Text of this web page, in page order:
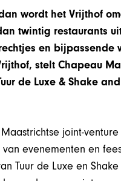
wordt het Vrijthof
twintig restaurants
en
stelt Chapeau
de Luxe & Shake
joint-
evenementen en
Tuur de Luxe en